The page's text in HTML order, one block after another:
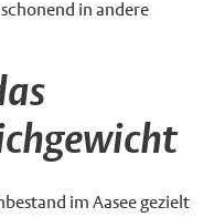
in andere
im Aasee gezielt